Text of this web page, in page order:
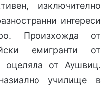
изключително
интереси
Произхожда от
емигранти от
от Аушвиц.
училище в